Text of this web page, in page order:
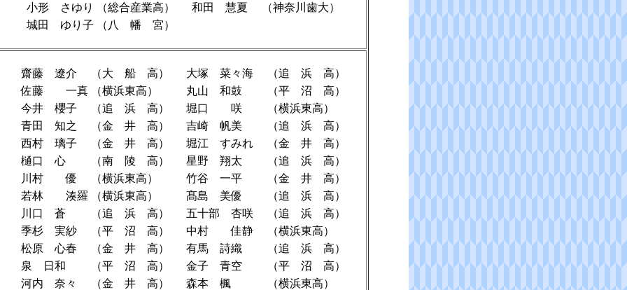
小形 さゆり
（総合産業高） 和田 慧夏
（神奈川歯大）
城田 ゆり子
（八 幡 宮）
齋藤 遼介 （大 船 高） 大塚 菜々海
（追 浜 高）
佐藤 一真
（横浜東高） 丸山 和鼓
（平 沼 高）
今井 櫻子
（追 浜 高） 堀口 咲
（横浜東高）
青田 知之
（金 井 高） 吉崎 帆美
（追 浜 高）
西村 璃子
（金 井 高） 堀江 すみれ
（金 井 高）
樋口 心
（南 陵 高） 星野 翔太
（追 浜 高）
川村 優
（横浜東高） 竹谷 一平
（金 井 高）
若林 湊羅
（横浜東高） 髙島 美優
（追 浜 高）
川口 蒼
（追 浜 高） 五十部 杏咲
（追 浜 高）
季杉 実紗
（平 沼 高） 中村 佳静
（横浜東高）
松原 心春
（金 井 高） 有馬 詩織
（追 浜 高）
泉 日和
（平 沼 高） 金子 青空
（平 沼 高）
河内 奈々
（金 井 高） 森本 楓
（横浜東高）